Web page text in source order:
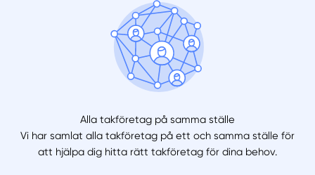
Alla takföretag på samma ställe
Vi har samlat alla takföretag på ett och samma ställe för
att hjälpa dig hitta rätt takföretag för dina behov.